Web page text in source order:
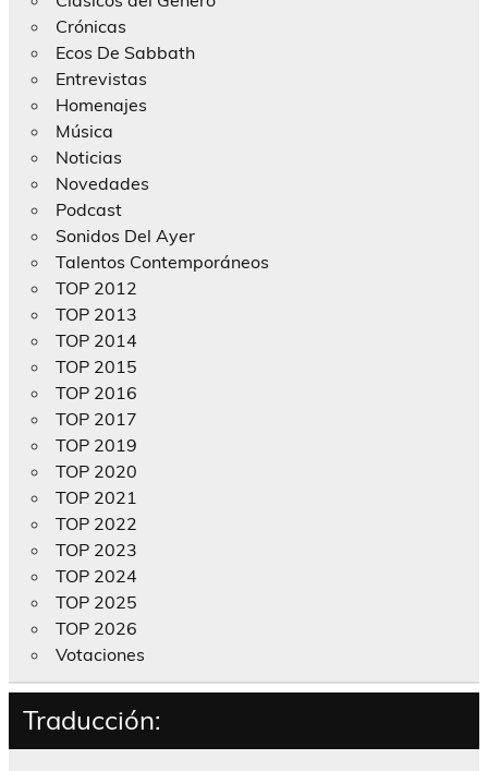
Crónicas
Ecos De Sabbath
Entrevistas
Homenajes
Música
Noticias
Novedades
Podcast
Sonidos Del Ayer
Talentos Contemporáneos
TOP 2012
TOP 2013
TOP 2014
TOP 2015
TOP 2016
TOP 2017
TOP 2019
TOP 2020
TOP 2021
TOP 2022
TOP 2023
TOP 2024
TOP 2025
TOP 2026
Votaciones
Traducción: